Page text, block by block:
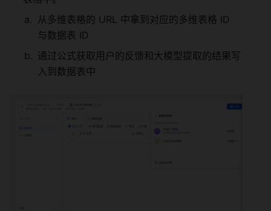
从多维表格的 URL 中拿到对应的多维表格 ID
与数据表 ID
通过公式获取用户的反馈和大模型提取的结果写
入到数据表中